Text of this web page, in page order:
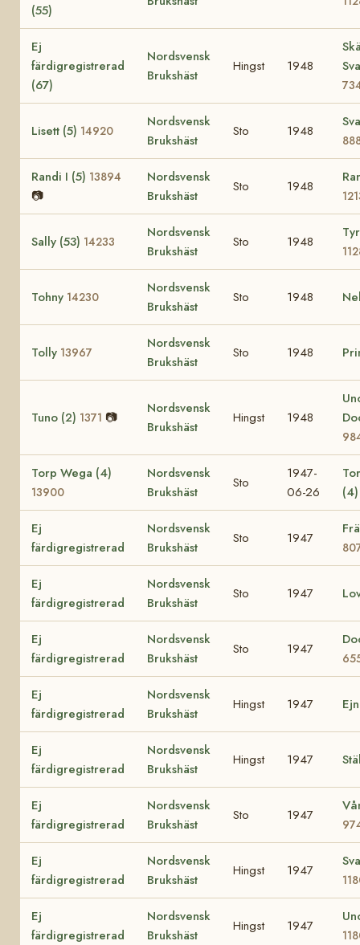
(55)
Ej
färdigregistrerad
(67)
Nordsvensk
Brukshäst
Hingst 1948
Lisett (5) 14920
Nordsvensk
Brukshäst
Sto 1948
Randi I (5) 13894
📷
Nordsvensk
Brukshäst
Sto 1948
Sally (53) 14233
Nordsvensk
Brukshäst
Sto 1948
Tohny 14230
Nordsvensk
Brukshäst
Sto 1948
Tolly 13967
Nordsvensk
Brukshäst
Sto 1948
Tuno (2) 1371 📷
Nordsvensk
Brukshäst
Hingst 1948
Torp Wega (4)
13900
Nordsvensk
Brukshäst
Sto
1947-
06-26
Ej
färdigregistrerad
Nordsvensk
Brukshäst
Sto 1947
Ej
färdigregistrerad
Nordsvensk
Brukshäst
Sto 1947
Ej
färdigregistrerad
Nordsvensk
Brukshäst
Sto 1947
Ej
färdigregistrerad
Nordsvensk
Brukshäst
Hingst 1947
Ej
färdigregistrerad
Nordsvensk
Brukshäst
Hingst 1947
Ej
färdigregistrerad
Nordsvensk
Brukshäst
Sto 1947
Ej
färdigregistrerad
Nordsvensk
Brukshäst
Hingst 1947
Ej
färdigregistrerad
Nordsvensk
Brukshäst
Hingst 1947